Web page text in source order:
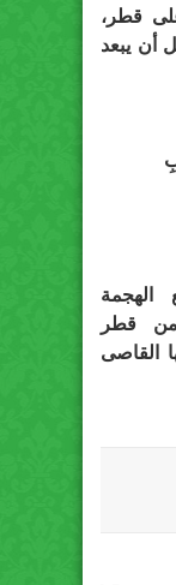
قطر،
أن يبعد
من قطر
القاصى